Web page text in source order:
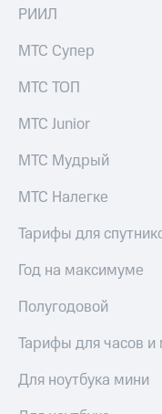
книги
только
Безопасность
Финансы
Детям
и родителям
Здоровье
от МТС
Акции
Приложения
Live
Гудок
Мой
МТС
приложения
Инвестиции
Получайте
онлайн
Страхование
Покупка
полисов
онлайн
РИИЛ
МТС Супер
МТС ТОП
МТС Junior
МТС Мудрый
МТС Налегке
Тарифы для
Год на максимуме
Полугодовой
Тарифы для часов
Для ноутбука мини